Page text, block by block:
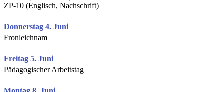
ZP-10 (Englisch, Nachschrift)
Donnerstag 4. Juni
Fronleichnam
Freitag 5. Juni
Pädagogischer Arbeitstag
Montag 8. Juni